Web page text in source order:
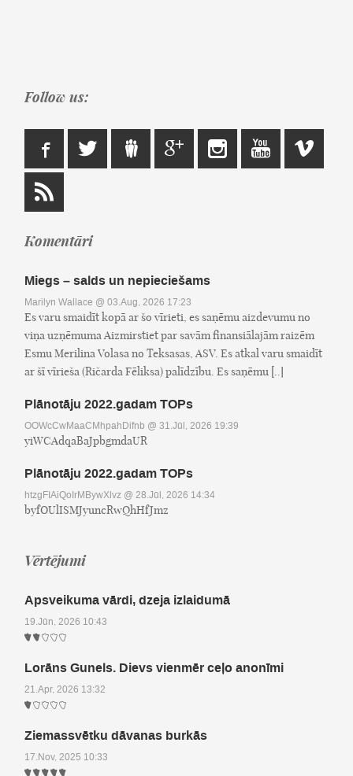
Follow us:
Komentāri
Miegs – salds un nepieciešams
Marilyn Wallace @ 03.Aug, 2026 17:23
Es varu smaidīt kopā ar šo vīrieti, es saņēmu aizdevumu no
viņa uzņēmuma Aizmirstiet par savām finansiālajām raizēm
Esmu Merilina Volasa no Teksasas, ASV. Es atkal varu smaidīt
ar šī vīrieša (Ričarda Fēliksa) palīdzību. Es saņēmu [..]
Plānotāju 2022.gadam TOPs
OOWcCwMaaCMhpahDifnb @ 31.Jūl, 2026 19:39
yiWCAdqaBaJpbgmdaUR
Plānotāju 2022.gadam TOPs
htzgFIAiQoIrMBywXlvz @ 28.Jūl, 2026 14:34
byfOUlISMJyuncRwQhHfJmz
Vērtējumi
Apsveikuma vārdi, dzeja izlaidumā
19.Jūn, 2026 10:43
Lorāns Gunels. Dievs vienmēr ceļo anonīmi
21.Apr, 2026 13:32
Ziemassvētku dāvanas burkās
17.Nov, 2025 10:33